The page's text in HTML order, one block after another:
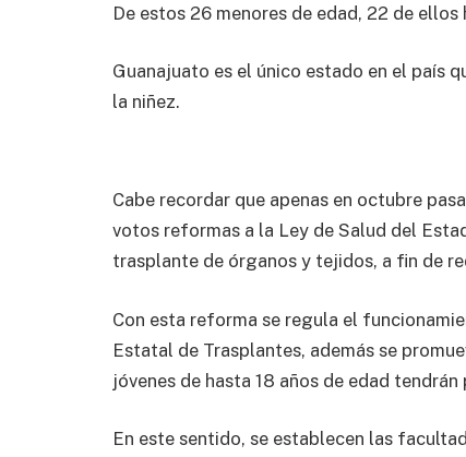
De estos 26 menores de edad, 22 de
Guanajuato es el único estado en el país
la niñez.
Cabe recordar que apenas en octubre
votos reformas a la Ley de Salud del
trasplante de órganos y tejidos, a fin de
Con esta reforma se regula el
Estatal de Trasplantes, además se
jóvenes de hasta 18 años de edad
En este sentido, se establecen las